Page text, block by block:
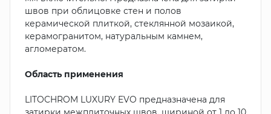
швов при облицовке стен и полов
керамической плиткой, стеклянной мозаикой,
керамогранитом, натуральным камнем,
агломератом.
Область применения
LITOCHROM LUXURY EVO предназначена для